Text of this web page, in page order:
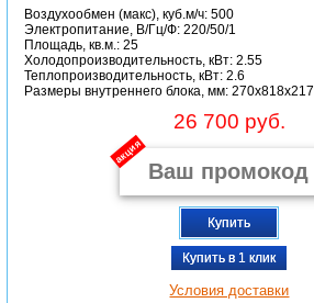
Воздухообмен (макс), куб.м/ч: 500
Электропитание, В/Гц/Ф: 220/50/1
Площадь, кв.м.: 25
Холодопроизводительность, кВт: 2.55
Теплопроизводительность, кВт: 2.6
Размеры внутреннего блока, мм: 270x818x217
26 700 руб.
акция
Купить
Купить в 1 клик
Условия доставки